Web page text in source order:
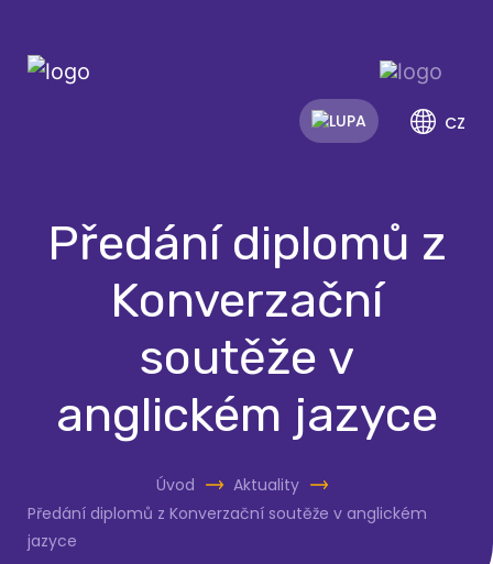
CZ
Předání diplomů z
Konverzační
soutěže v
anglickém jazyce
Úvod
Aktuality
Předání diplomů z Konverzační soutěže v anglickém
jazyce